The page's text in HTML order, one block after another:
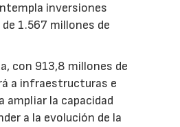
inversiones
1.567 millones de
con 913,8 millones de
a infraestructuras e
ampliar la capacidad
a la evolución de la